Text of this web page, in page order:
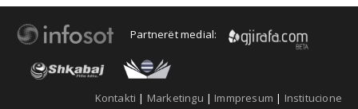
Partnerët medial:
Kontakti | Marketingu | Immpresum | Institucione